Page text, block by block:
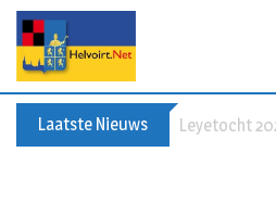
p
Laatste Nieuws Leyetocht